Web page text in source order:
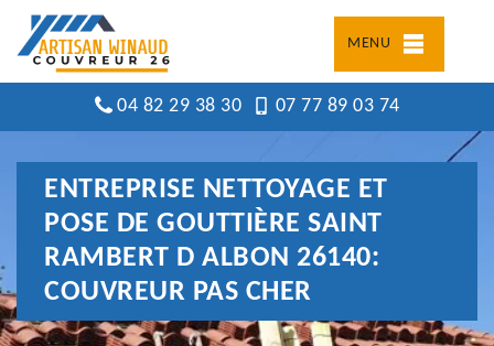
MENU
04 82 29 38 30 07 77 89 03 74
ENTREPRISE NETTOYAGE ET
POSE DE GOUTTIÈRE SAINT
RAMBERT D ALBON 26140:
COUVREUR PAS CHER